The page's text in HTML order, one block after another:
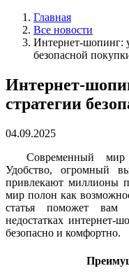
Главная
Все новости
Интернет-шопинг:
безопасной
Интернет-
стратегии
04.09.2025
Современный
Удобство, огромный
привлекают миллионы
мир полон как
статья поможет вам
недостатках интернет-
безопасно и комфортно.